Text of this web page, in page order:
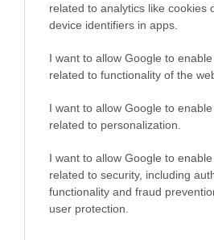
related to analytics like cookies
device identifiers in apps.
I want to allow Google to
related to functionality of the
I want to allow Google to
related to personalization.
I want to allow Google to
related to security, including
functionality and fraud
user protection.